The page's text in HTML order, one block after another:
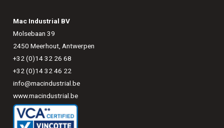
Mac Industrial BV
Molsebaan 39
2450 Meerhout, Antwerpen
+32 (0)14 32 26 68
+32 (0)14 32 46 22
info@macindustrial.be
www.macindustrial.be